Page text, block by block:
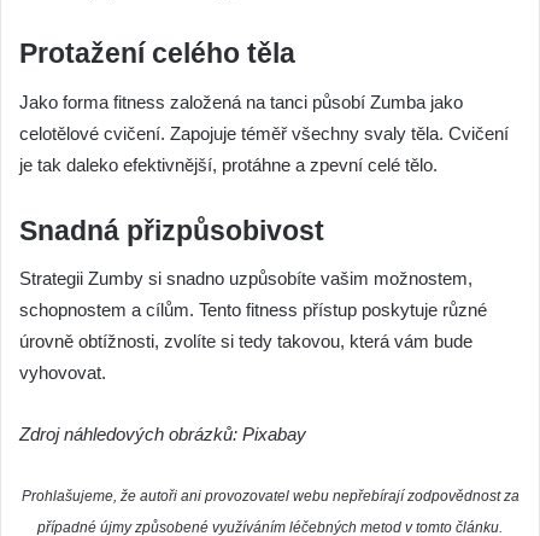
Protažení celého těla
Jako forma fitness založená na tanci působí Zumba jako
celotělové cvičení. Zapojuje téměř všechny svaly těla. Cvičení
je tak daleko efektivnější, protáhne a zpevní celé tělo.
Snadná přizpůsobivost
Strategii Zumby si snadno uzpůsobíte vašim možnostem,
schopnostem a cílům. Tento fitness přístup poskytuje různé
úrovně obtížnosti, zvolíte si tedy takovou, která vám bude
vyhovovat.
Zdroj náhledových obrázků: Pixabay
Prohlašujeme, že autoři ani provozovatel webu nepřebírají zodpovědnost za
případné újmy způsobené využíváním léčebných metod v tomto článku.